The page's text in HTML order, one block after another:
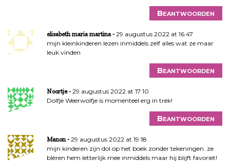
Beantwoorden
elisabeth maria martina
29 augustus 2022 at 16:47
mijn kleinkinderen lezen inmiddels zelf alles wat ze maar
leuk vinden
Beantwoorden
Noortje
29 augustus 2022 at 17:10
Dolfje Weerwolfje is momenteel erg in trek!
Beantwoorden
Manon
29 augustus 2022 at 19:18
mijn kinderen zijn dol op het boek zonder tekeningen. ze
bléren hem letterlijk mee inmiddels maar hij blijft favoriet!